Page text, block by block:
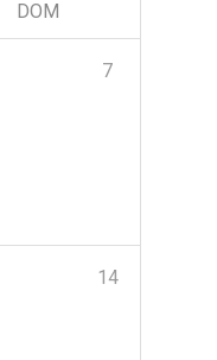
DOM
7
14